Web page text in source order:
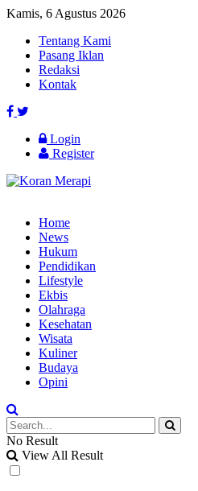
Kamis, 6 Agustus 2026
Tentang Kami
Pasang Iklan
Redaksi
Kontak
Login
Register
Home
News
Hukum
Pendidikan
Lifestyle
Ekbis
Olahraga
Kesehatan
Wisata
Kuliner
Budaya
Opini
No Result
View All Result